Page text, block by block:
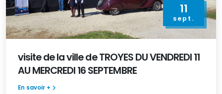
11
sept.
visite de la ville de TROYES DU VENDREDI 11
AU MERCREDI 16 SEPTEMBRE
En savoir +